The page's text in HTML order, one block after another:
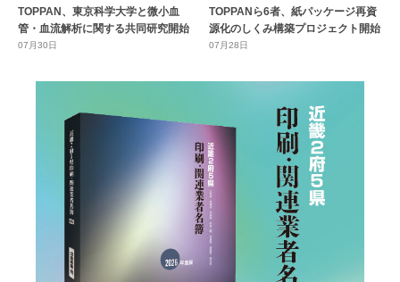
TOPPAN、東京科学大学と微小血
管・血流解析に関する共同研究開始
07月30日
TOPPANら6者、紙パッケージ再資
源化のしくみ構築プロジェクト開始
07月28日